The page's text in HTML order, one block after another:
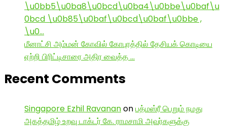
\u0bb5\u0ba8\u0bcd\u0ba4\u0bbe\u0baf\u
0bcd \u0b85\u0baf\u0bcd\u0baf\u0bbe ,
\u0…
மீனாட்சி அம்மன் கோவில் கோபுரத்தில் தேசியக் கொடியை
ஏற்றி பிரிட்டிசாரை அதிர வைத்த …
Recent Comments
Singapore Ezhil Ravananonபத்மஸ்ரீ பெறும் நமது
அகத்தமிழ் உறவு டாக்டர் கே. ராமசாமி அவர்களுக்கு